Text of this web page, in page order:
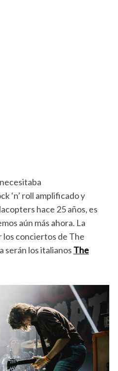
‘n’ roll amplificado y
hace 25 años, es
aún más ahora. La
los conciertos de The
serán los italianos The